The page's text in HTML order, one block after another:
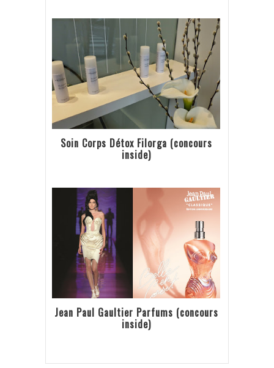
Soin Corps Détox Filorga (concours
inside)
Jean Paul Gaultier Parfums (concours
inside)